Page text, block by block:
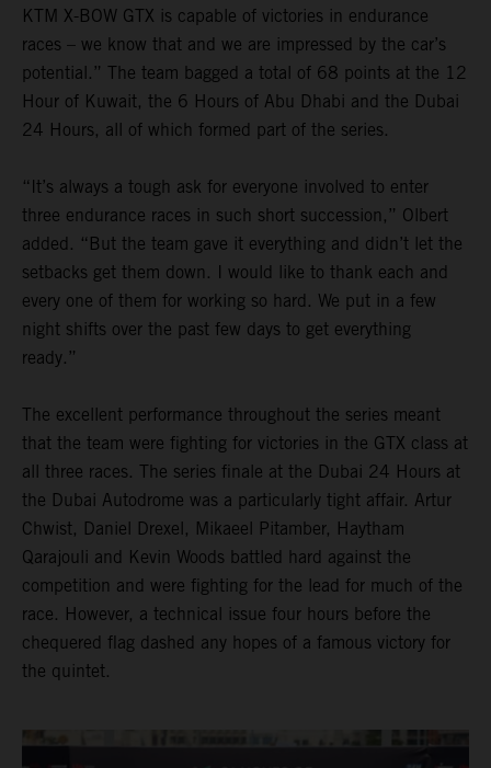
KTM X-BOW GTX is capable of victories in endurance
races – we know that and we are impressed by the car’s
potential.” The team bagged a total of 68 points at the 12
Hour of Kuwait, the 6 Hours of Abu Dhabi and the Dubai
24 Hours, all of which formed part of the series.
“It’s always a tough ask for everyone involved to enter
three endurance races in such short succession,” Olbert
added. “But the team gave it everything and didn’t let the
setbacks get them down. I would like to thank each and
every one of them for working so hard. We put in a few
night shifts over the past few days to get everything
ready.”
The excellent performance throughout the series meant
that the team were fighting for victories in the GTX class at
all three races. The series finale at the Dubai 24 Hours at
the Dubai Autodrome was a particularly tight affair. Artur
Chwist, Daniel Drexel, Mikaeel Pitamber, Haytham
Qarajouli and Kevin Woods battled hard against the
competition and were fighting for the lead for much of the
race. However, a technical issue four hours before the
chequered flag dashed any hopes of a famous victory for
the quintet.